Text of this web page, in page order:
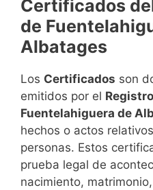
Certificados
de
Albatages
Los Certificados son
emitidos por el
Fuentelahiguera de
hechos o actos
personas. Estos
prueba legal de
nacimiento,